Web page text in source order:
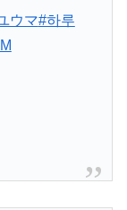
ウマ#하루